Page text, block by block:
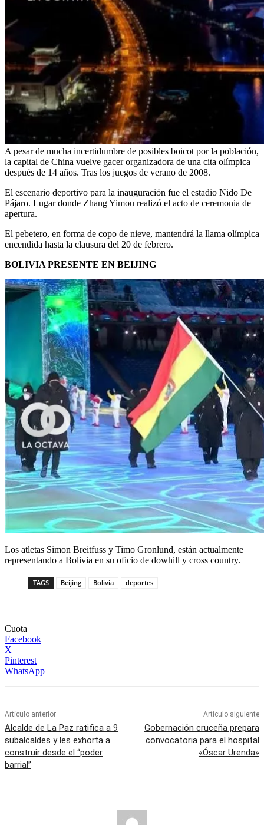
A pesar de mucha incertidumbre de posibles boicot por la población,
la capital de China vuelve gacer organizadora de una cita olímpica
después de 14 años. Tras los juegos de verano de 2008.
El escenario deportivo para la inauguración fue el estadio Nido De
Pájaro. Lugar donde Zhang Yimou realizó el acto de ceremonia de
apertura.
El pebetero, en forma de copo de nieve, mantendrá la llama olímpica
encendida hasta la clausura del 20 de febrero.
BOLIVIA PRESENTE EN BEIJING
Los atletas Simon Breitfuss y Timo Gronlund, están actualmente
representando a Bolivia en su oficio de dowhill y cross country.
TAGS Beijing Bolivia deportes
Cuota
Facebook
X
Pinterest
WhatsApp
Artículo anterior
Alcalde de La Paz ratifica a 9
subalcaldes y les exhorta a
construir desde el “poder
barrial”
Artículo siguiente
Gobernación cruceña prepara
convocatoria para el hospital
«Óscar Urenda»